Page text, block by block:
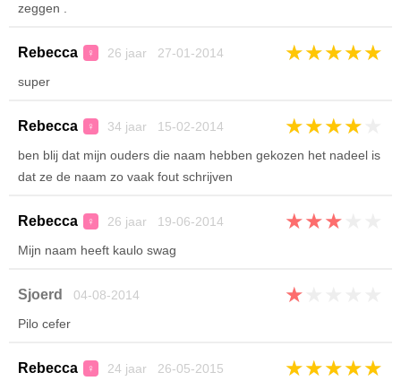
zeggen .
Rebecca ♀ 26 jaar 27-01-2014 ★★★★★
super
Rebecca ♀ 34 jaar 15-02-2014 ★★★★
ben blij dat mijn ouders die naam hebben gekozen het nadeel is
dat ze de naam zo vaak fout schrijven
Rebecca ♀ 26 jaar 19-06-2014 ★★★
Mijn naam heeft kaulo swag
Sjoerd 04-08-2014 ★
Pilo cefer
Rebecca ♀ 24 jaar 26-05-2015 ★★★★★